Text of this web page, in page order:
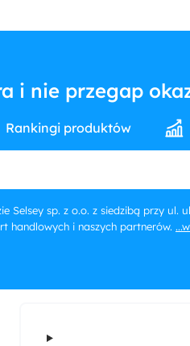
i nie przegap
Rankingi produktów
Selsey sp. z o.o. z siedzibą przy ul.
handlowych i naszych partnerów.